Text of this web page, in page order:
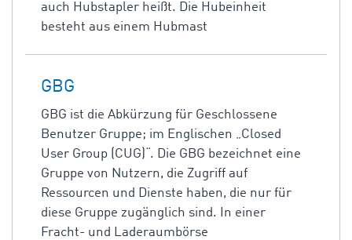
auch Hubstapler heißt. Die Hubeinheit
besteht aus einem Hubmast
GBG
GBG ist die Abkürzung für Geschlossene
Benutzer Gruppe; im Englischen „Closed
User Group (CUG)“. Die GBG bezeichnet eine
Gruppe von Nutzern, die Zugriff auf
Ressourcen und Dienste haben, die nur für
diese Gruppe zugänglich sind. In einer
Fracht- und Laderaumbörse